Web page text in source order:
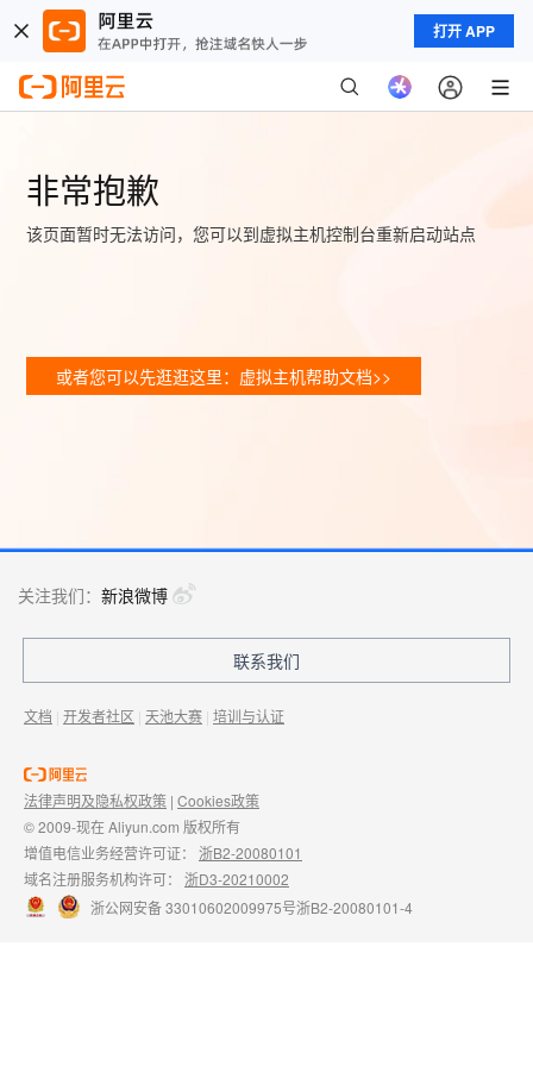
打开 APP
非常抱歉
该页面暂时无法访问，您可以到虚拟主机控制台重新启动站点
或者您可以先逛逛这里：虚拟主机帮助文档>>